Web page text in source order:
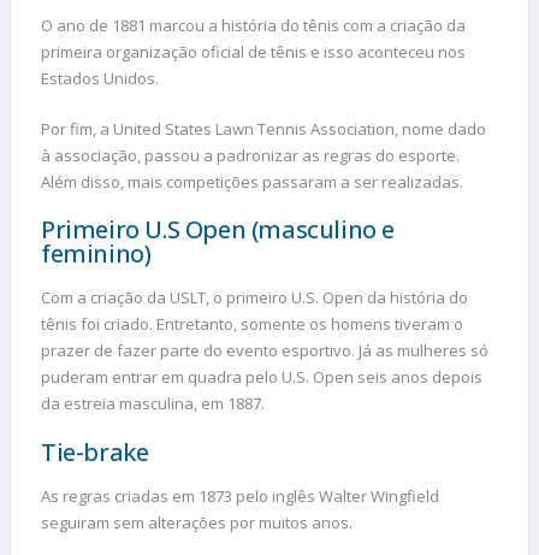
O ano de 1881 marcou a história do tênis com a criação da
primeira organização oficial de tênis e isso aconteceu nos
Estados Unidos.
Por fim, a United States Lawn Tennis Association, nome dado
à associação, passou a padronizar as regras do esporte.
Além disso, mais competições passaram a ser realizadas.
Primeiro U.S Open (masculino e
feminino)
Com a criação da USLT, o primeiro U.S. Open da história do
tênis foi criado. Entretanto, somente os homens tiveram o
prazer de fazer parte do evento esportivo. Já as mulheres só
puderam entrar em quadra pelo U.S. Open seis anos depois
da estreia masculina, em 1887.
Tie-brake
As regras criadas em 1873 pelo inglês Walter Wingfield
seguiram sem alterações por muitos anos.